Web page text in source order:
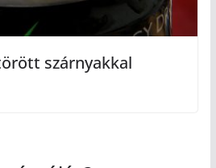
szárnyakkal